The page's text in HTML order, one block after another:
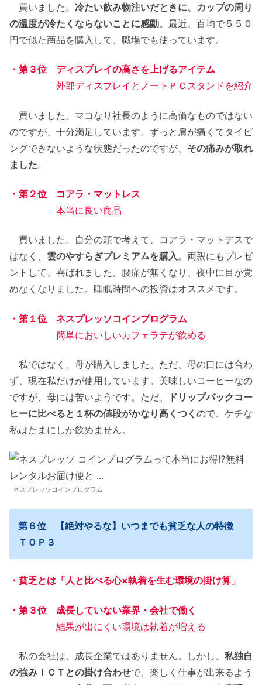
買いました。 冷たい飲み物注いだときに、カップの周り
の温度が冷たくならないことに感動。最近、百均で５５０
円で似た商品を購入して、職場でも使っています。
・第３位 ディスプレイの高さを上げるアイテム
外部ディスプレイとノートＰＣスタンドを紹介
買いました。マコなり社長のように高価なものではない
のですが、十分満足しています。ずっと肩が痛くてタイピ
ングできないような状態だったのですが、 その痛みが取れ
ました。
・第２位 コアラ・マットレス
本当に良い商品
買いました。自分の頭で考えて、コアラ・マットデスで
はなく、 雲のやすらぎプレミアムを購入。両親にもプレゼ
ントして、喜ばれました。腰痛が無くなり、夜中に目が覚
めなくなりました。睡眠時間への投資はオススメです。
・第１位 ネスプレッソコインプログラム
簡単においしいカフェラテが飲める
私ではなく、母が購入しました。ただ、母の口には合わ
ず、現在私だけが使用しています。美味しいコーヒーなの
ですが、母には苦いようです。ただ、
ドリップバックコー
ヒーに比べると１杯の値段がかなり高くつく ので、ケチな
私はたまにしか飲めません。
ネスプレッソコインプログラム
第６位 【絶対やるな】いつまでも貧乏な人の特徴
ＴＯＰ３
・貧乏とは「人と比べる心×執着を生む環境の掛け算」
・第３位 成長していない業界・会社で働く
結果が出にくい環境は執着が増える
私の会社は、成長企業ではありません。しかし、 私独自
の強みＩＣＴとの掛け合わせで、楽しく仕事が出来るよう